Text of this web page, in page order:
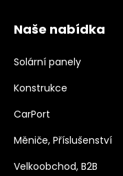
Naše nabídka
Solární panely
Konstrukce
CarPort
Měniče, Příslušenství
Velkoobchod, B2B